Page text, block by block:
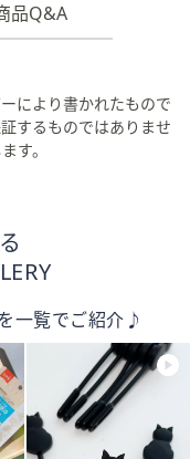
品Q&A
により書かれたもので
するものではありませ
す。
一覧でご紹介♪